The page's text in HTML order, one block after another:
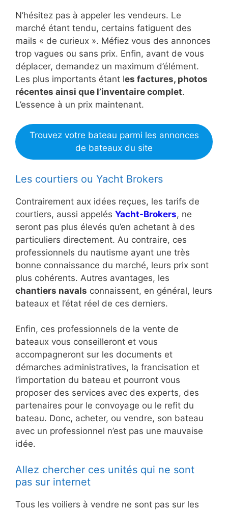
N’hésitez pas à appeler les vendeurs. Le
marché étant tendu, certains fatiguent des
mails « de curieux ». Méfiez vous des annonces
trop vagues ou sans prix. Enfin, avant de vous
déplacer, demandez un maximum d’élément.
Les plus importants étant les factures, photos
récentes ainsi que l’inventaire complet.
L’essence à un prix maintenant.
Trouvez votre bateau parmi les annonces
de bateaux du site
Les courtiers ou Yacht Brokers
Contrairement aux idées reçues, les tarifs de
courtiers, aussi appelés Yacht-Brokers, ne
seront pas plus élevés qu’en achetant à des
particuliers directement. Au contraire, ces
professionnels du nautisme ayant une très
bonne connaissance du marché, leurs prix sont
plus cohérents. Autres avantages, les
chantiers navals connaissent, en général, leurs
bateaux et l’état réel de ces derniers.
Enfin, ces professionnels de la vente de
bateaux vous conseilleront et vous
accompagneront sur les documents et
démarches administratives, la francisation et
l’importation du bateau et pourront vous
proposer des services avec des experts, des
partenaires pour le convoyage ou le refit du
bateau. Donc, acheter, ou vendre, son bateau
avec un professionnel n’est pas une mauvaise
idée.
Allez chercher ces unités qui ne sont
pas sur internet
Tous les voiliers à vendre ne sont pas sur les